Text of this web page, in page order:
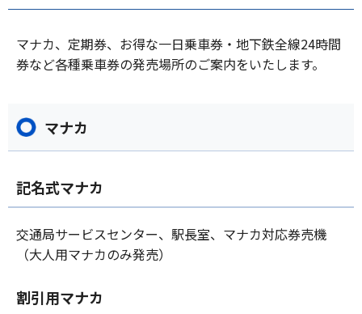
マナカ、定期券、お得な一日乗車券・地下鉄全線24時間
券など各種乗車券の発売場所のご案内をいたします。
マナカ
記名式マナカ
交通局サービスセンター、駅長室、マナカ対応券売機
（大人用マナカのみ発売）
割引用マナカ